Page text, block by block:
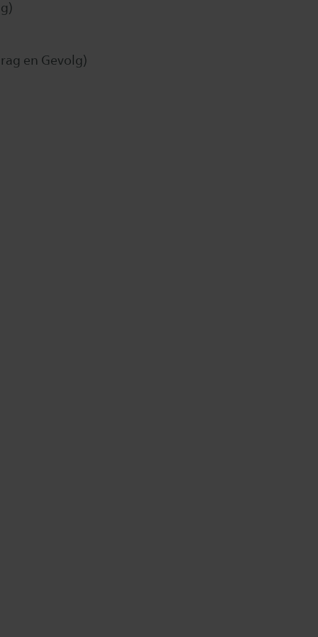
en Gevolg)